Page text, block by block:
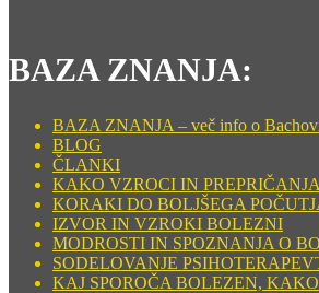
BAZA ZNANJA:
BAZA ZNANJA – več info o
BLOG
ČLANKI
KAKO VZROCI IN
KORAKI DO BOLJŠEGA
IZVOR IN VZROKI BOLEZNI
MODROSTI IN SPOZNANJA O
SODELOVANJE
KAJ SPOROČA BOLEZEN,